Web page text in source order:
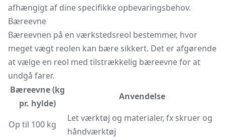
afhængigt af dine specifikke opbevaringsbehov.
Bæreevne
Bæreevnen på en værkstedsreol bestemmer, hvor
meget vægt reolen kan bære sikkert. Det er afgørende
at vælge en reol med tilstrækkelig bæreevne for at
undgå farer.
Bæreevne (kg
pr. hylde)
Anvendelse
Op til 100 kg
Let værktøj og materialer, fx skruer og
håndværktøj